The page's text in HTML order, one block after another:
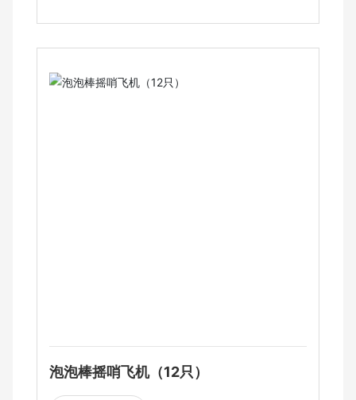
泡泡棒摇哨飞机（12只）